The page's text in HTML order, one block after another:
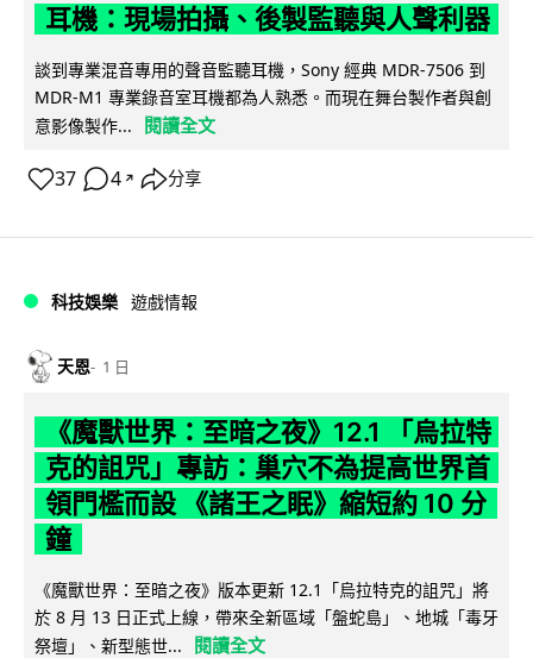
耳機：現場拍攝、後製監聽與人聲利器
談到專業混音專用的聲音監聽耳機，Sony 經典 MDR-7506 到
MDR-M1 專業錄音室耳機都為人熟悉。而現在舞台製作者與創
意影像製作...
閱讀全文
37 4 ↗ 分享
科技娛樂 遊戲情報
天恩 1 日
《魔獸世界：至暗之夜》12.1 「烏拉特
克的詛咒」專訪：巢穴不為提高世界首
領門檻而設 《諸王之眠》縮短約 10 分
鐘
《魔獸世界：至暗之夜》版本更新 12.1「烏拉特克的詛咒」將
於 8 月 13 日正式上線，帶來全新區域「盤蛇島」、地城「毒牙
祭壇」、新型態世...
閱讀全文